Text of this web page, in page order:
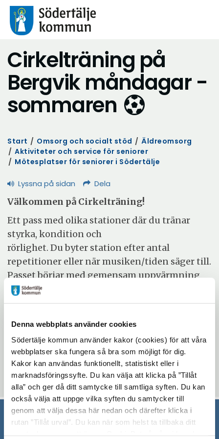
Denna webbplats använder cookies
Södertälje kommun använder kakor (cookies) för att våra
webbplatser ska fungera så bra som möjligt för dig.
Kakor kan användas funktionellt, statistiskt eller i
marknadsföringssyfte. Du kan välja att klicka på ”Tillåt
alla” och ger då ditt samtycke till samtliga syften. Du kan
också välja att uppge vilka syften du samtycker till
genom att välja dessa här nedan och därefter klicka i
rutan ”Tillåt urval”. Du kan när som helst ta tillbaka ditt
Cirkelträning på
Bergvik måndagar -
sommaren
Start / Omsorg och socialt stöd / Äldreomsorg
/ Aktiviteter och service för seniorer
/ Mötesplatser för seniorer i Södertälje
Lyssna på sidan Dela
Välkommen på Cirkelträning!
Ett pass med olika stationer där du tränar
styrka, kondition och
rörlighet. Du byter station efter antal
repetitioner eller när musiken/tiden säger till.
Passet börjar med gemensam uppvärmning
och avslutas med nedvarvning och stretch.
Evenemangsinformation
Mötesplatsen Bergvik
måndag 27 juli 2026 - måndag 24 augusti 2026
Södertälje kommun